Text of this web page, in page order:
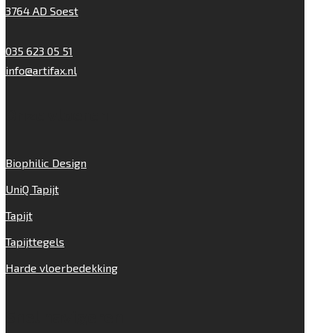
3764 AD Soest
035 623 05 51
info@artifax.nl
Biophilic Design
UniQ Tapijt
Tapijt
Tapijttegels
Harde vloerbedekking